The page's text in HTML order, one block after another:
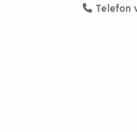
Telefon